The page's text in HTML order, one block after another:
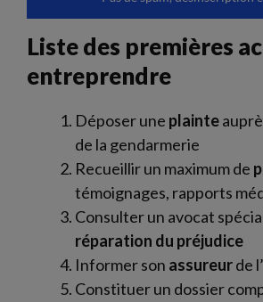
Liste des premières
entreprendre
Déposer une plainte
de la gendarmerie
Recueillir un maximum de
témoignages, rapports
Consulter un avocat
réparation du préjudice
Informer son assureurde l’
Constituer un dossier